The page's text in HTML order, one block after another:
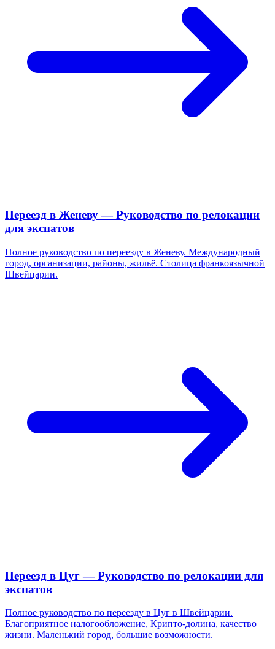
Переезд в Женеву — Руководство по релокации
для экспатов
Полное руководство по переезду в Женеву. Международный
город, организации, районы, жильё. Столица франкоязычной
Швейцарии.
Переезд в Цуг — Руководство по релокации для
экспатов
Полное руководство по переезду в Цуг в Швейцарии.
Благоприятное налогообложение, Крипто-долина, качество
жизни. Маленький город, большие возможности.